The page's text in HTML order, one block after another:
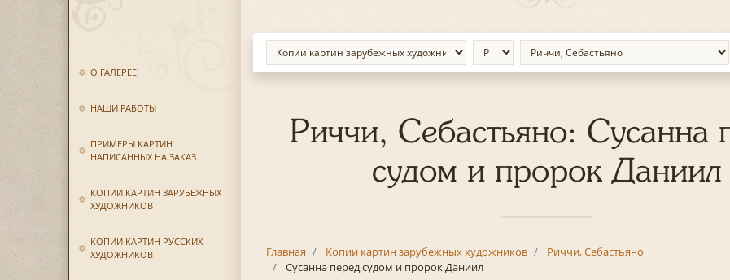
О ГАЛЕРЕЕ
НАШИ РАБОТЫ
ПРИМЕРЫ КАРТИН
НАПИСАННЫХ НА ЗАКАЗ
КОПИИ КАРТИН ЗАРУБЕЖНЫХ
ХУДОЖНИКОВ
КОПИИ КАРТИН РУССКИХ
ХУДОЖНИКОВ
Риччи, Себастьяно: Сусанна
судом и пророк Даниил
Главная Копии картин зарубежных художников
Риччи, Себастьяно
Сусанна перед судом и пророк Даниил